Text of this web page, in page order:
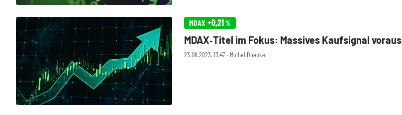
MDAX +0,21%
23.06.2023, 13:47 ‧ Michel Doepke
MDAX‑Titel im Fokus: Massives Kaufsignal voraus